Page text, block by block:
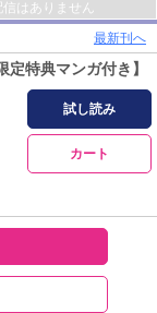
信はありません
最新刊へ
特典マンガ付き】
試し読み
カート